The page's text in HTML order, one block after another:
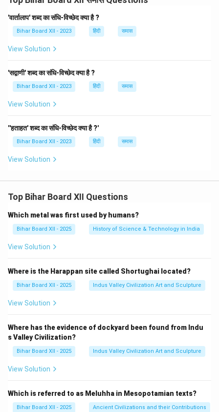
'वार्तालाप' शब्द का संधि-विच्छेद क्या है ?
Bihar Board XII - 2023 हिंदी समास
View Solution
'सद्वाणी' शब्द का संधि-विच्छेद क्या है ?
Bihar Board XII - 2023 हिंदी समास
View Solution
''हताहत' शब्द का संधि-विच्छेद क्या है ?'
Bihar Board XII - 2023 हिंदी समास
View Solution
Top Bihar Board XII Questions
Which metal was first used by humans?
Bihar Board XII - 2025 History of Science & Technology in India
View Solution
Where is the Harappan site called Shortughai located?
Bihar Board XII - 2025 Indus Valley Civilization Art and Sculpture
View Solution
Where has the evidence of dockyard been found from Indu
s Valley Civilization?
Bihar Board XII - 2025 Indus Valley Civilization Art and Sculpture
View Solution
Which is referred to as Meluhha in Mesopotamian texts?
Bihar Board XII - 2025 Ancient Civilizations and their Contributions